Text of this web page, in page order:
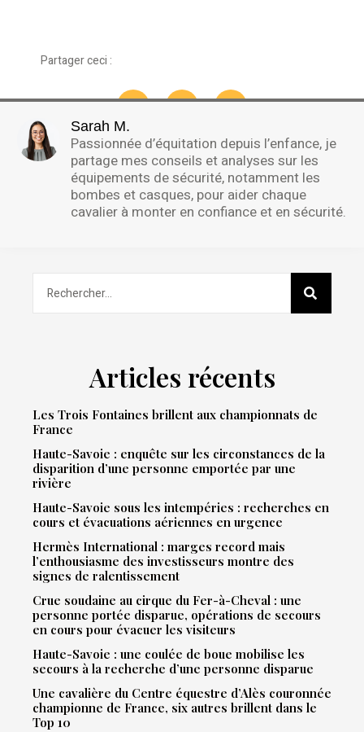
Partager ceci :
Sarah M.
Passionnée d’équitation depuis l’enfance, je
partage mes conseils et analyses sur les
équipements de sécurité, notamment les
bombes et casques, pour aider chaque
cavalier à monter en confiance et en sécurité.
Articles récents
Les Trois Fontaines brillent aux championnats de
France
Haute-Savoie : enquête sur les circonstances de la
disparition d’une personne emportée par une
rivière
Haute-Savoie sous les intempéries : recherches en
cours et évacuations aériennes en urgence
Hermès International : marges record mais
l’enthousiasme des investisseurs montre des
signes de ralentissement
Crue soudaine au cirque du Fer-à-Cheval : une
personne portée disparue, opérations de secours
en cours pour évacuer les visiteurs
Haute-Savoie : une coulée de boue mobilise les
secours à la recherche d’une personne disparue
Une cavalière du Centre équestre d’Alès couronnée
championne de France, six autres brillent dans le
Top 10